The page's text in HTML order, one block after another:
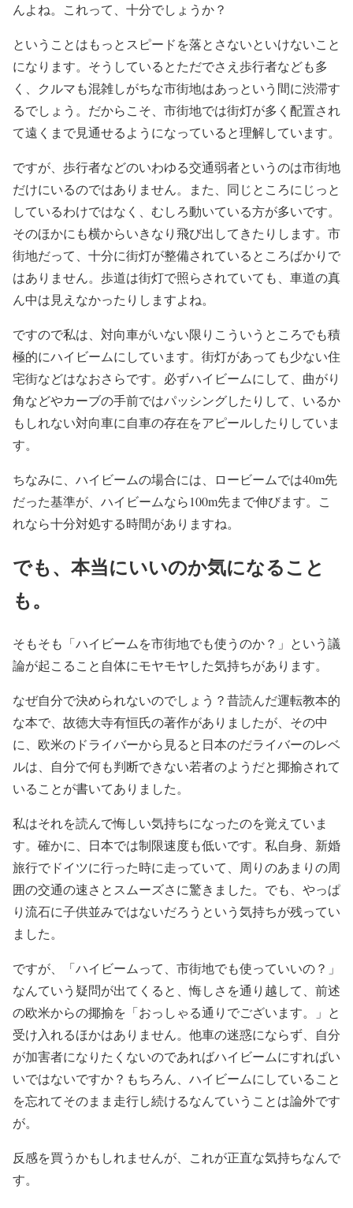
んよね。これって、十分でしょうか？
ということはもっとスピードを落とさないといけないこと
になります。そうしているとただでさえ歩行者なども多
く、クルマも混雑しがちな市街地はあっという間に渋滞す
るでしょう。だからこそ、市街地では街灯が多く配置され
て遠くまで見通せるようになっていると理解しています。
ですが、歩行者などのいわゆる交通弱者というのは市街地
だけにいるのではありません。また、同じところにじっと
しているわけではなく、むしろ動いている方が多いです。
そのほかにも横からいきなり飛び出してきたりします。市
街地だって、十分に街灯が整備されているところばかりで
はありません。歩道は街灯で照らされていても、車道の真
ん中は見えなかったりしますよね。
ですので私は、対向車がいない限りこういうところでも積
極的にハイビームにしています。街灯があっても少ない住
宅街などはなおさらです。必ずハイビームにして、曲がり
角などやカーブの手前ではパッシングしたりして、いるか
もしれない対向車に自車の存在をアピールしたりしていま
す。
ちなみに、ハイビームの場合には、ロービームでは40m先
だった基準が、ハイビームなら100m先まで伸びます。こ
れなら十分対処する時間がありますね。
でも、本当にいいのか気になること
も。
そもそも「ハイビームを市街地でも使うのか？」という議
論が起こること自体にモヤモヤした気持ちがあります。
なぜ自分で決められないのでしょう？昔読んだ運転教本的
な本で、故徳大寺有恒氏の著作がありましたが、その中
に、欧米のドライバーから見ると日本のだライバーのレベ
ルは、自分で何も判断できない若者のようだと揶揄されて
いることが書いてありました。
私はそれを読んで悔しい気持ちになったのを覚えていま
す。確かに、日本では制限速度も低いです。私自身、新婚
旅行でドイツに行った時に走っていて、周りのあまりの周
囲の交通の速さとスムーズさに驚きました。でも、やっぱ
り流石に子供並みではないだろうという気持ちが残ってい
ました。
ですが、「ハイビームって、市街地でも使っていいの？」
なんていう疑問が出てくると、悔しさを通り越して、前述
の欧米からの揶揄を「おっしゃる通りでございます。」と
受け入れるほかはありません。他車の迷惑にならず、自分
が加害者になりたくないのであればハイビームにすればい
いではないですか？もちろん、ハイビームにしていること
を忘れてそのまま走行し続けるなんていうことは論外です
が。
反感を買うかもしれませんが、これが正直な気持ちなんで
す。